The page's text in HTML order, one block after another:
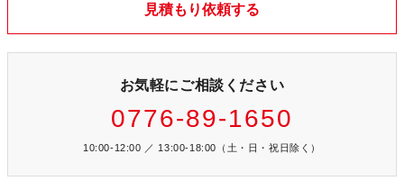
見積もり依頼する
お気軽にご相談ください
0776-89-1650
10:00-12:00 ／ 13:00-18:00（土・日・祝日除く）